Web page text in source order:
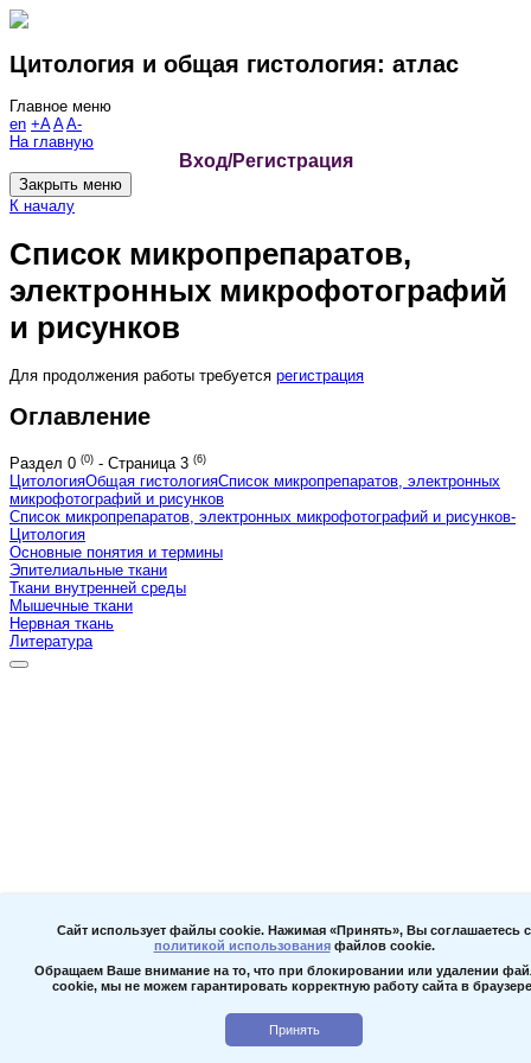
Цитология и общая гистология: атлас
Главное меню
en +A A A-
На главную
Вход/Регистрация
Закрыть меню
К началу
Список микропрепаратов,
электронных микрофотографий
и рисунков
Для продолжения работы требуется регистрация
Оглавление
Раздел 0 (0) - Страница 3 (6)
ЦитологияОбщая гистологияСписок микропрепаратов, электронных
микрофотографий и рисунков
Список микропрепаратов, электронных микрофотографий и рисунков-
Цитология
Основные понятия и термины
Эпителиальные ткани
Ткани внутренней среды
Мышечные ткани
Нервная ткань
Литература
Сайт использует файлы cookie. Нажимая «Принять», Вы соглашаетесь с
политикой использованияфайлов cookie.
Обращаем Ваше внимание на то, что при блокировании или удалении
cookie, мы не можем гарантировать корректную работу сайта в
Принять